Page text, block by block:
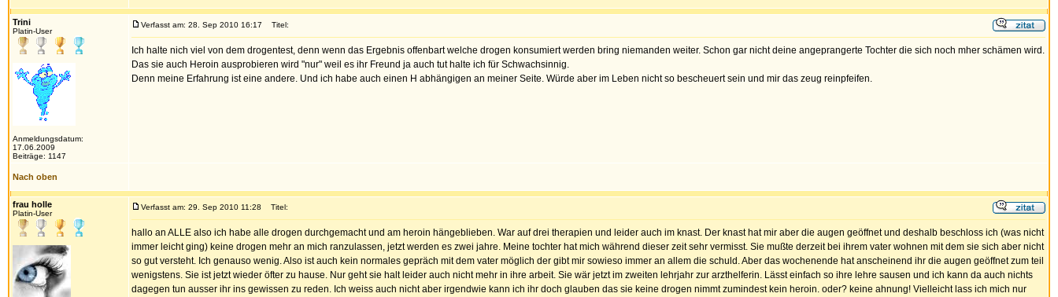
Trini
Platin-User
Anmeldungsdatum:
17.06.2009
Beiträge: 1147
Verfasst am: 28. Sep 2010 16:17 Titel:
Ich halte nich viel von dem drogentest, denn wenn das Ergebnis offenbart welche drogen konsumiert werden bring niemanden weiter. Schon gar nicht deine angeprangerte Tochter die sich noch mher schämen wird.
Das sie auch Heroin ausprobieren wird "nur" weil es ihr Freund ja auch tut halte ich für Schwachsinnig.
Denn meine Erfahrung ist eine andere. Und ich habe auch einen H abhängigen an meiner Seite. Würde aber im Leben nicht so bescheuert sein und mir das zeug reinpfeifen.
Nach oben
frau holle
Platin-User
Verfasst am: 29. Sep 2010 11:28 Titel:
hallo an ALLE also ich habe alle drogen durchgemacht und am heroin hängeblieben. War auf drei therapien und leider auch im knast. Der knast hat mir aber die augen geöffnet und deshalb beschloss ich (was nicht
immer leicht ging) keine drogen mehr an mich ranzulassen, jetzt werden es zwei jahre. Meine tochter hat mich während dieser zeit sehr vermisst. Sie mußte derzeit bei ihrem vater wohnen mit dem sie sich aber nicht
so gut versteht. Ich genauso wenig. Also ist auch kein normales gepräch mit dem vater möglich der gibt mir sowieso immer an allem die schuld. Aber das wochenende hat anscheinend ihr die augen geöffnet zum teil
wenigstens. Sie ist jetzt wieder öfter zu hause. Nur geht sie halt leider auch nicht mehr in ihre arbeit. Sie wär jetzt im zweiten lehrjahr zur arzthelferin. Lässt einfach so ihre lehre sausen und ich kann da auch nichts
dagegen tun ausser ihr ins gewissen zu reden. Ich weiss auch nicht aber irgendwie kann ich ihr doch glauben das sie keine drogen nimmt zumindest kein heroin. oder? keine ahnung! Vielleicht lass ich mich nur